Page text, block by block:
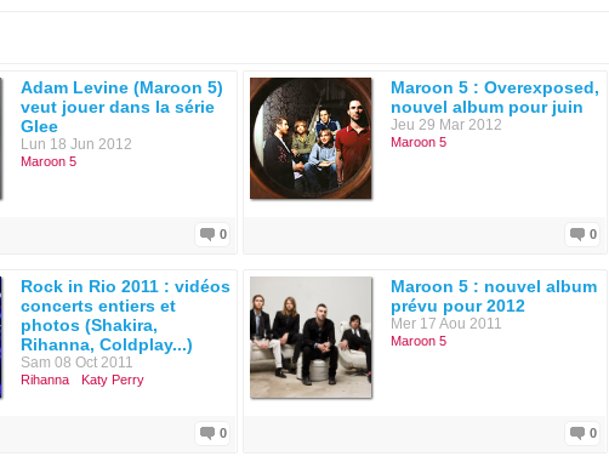
Adam Levine (Maroon 5)
veut jouer dans la série
Glee
Lun 18 Jun 2012
Maroon 5
0
Maroon 5 : Overexposed,
nouvel album pour juin
Jeu 29 Mar 2012
Maroon 5
0
Rock in Rio 2011 : vidéos
concerts entiers et
photos (Shakira,
Rihanna, Coldplay...)
Sam 08 Oct 2011
Rihanna Katy Perry
0
Maroon 5 : nouvel album
prévu pour 2012
Mer 17 Aou 2011
Maroon 5
0